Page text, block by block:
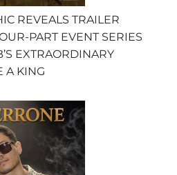
REVEALS TRAILER
PART EVENT SERIES
EXTRAORDINARY
A KING